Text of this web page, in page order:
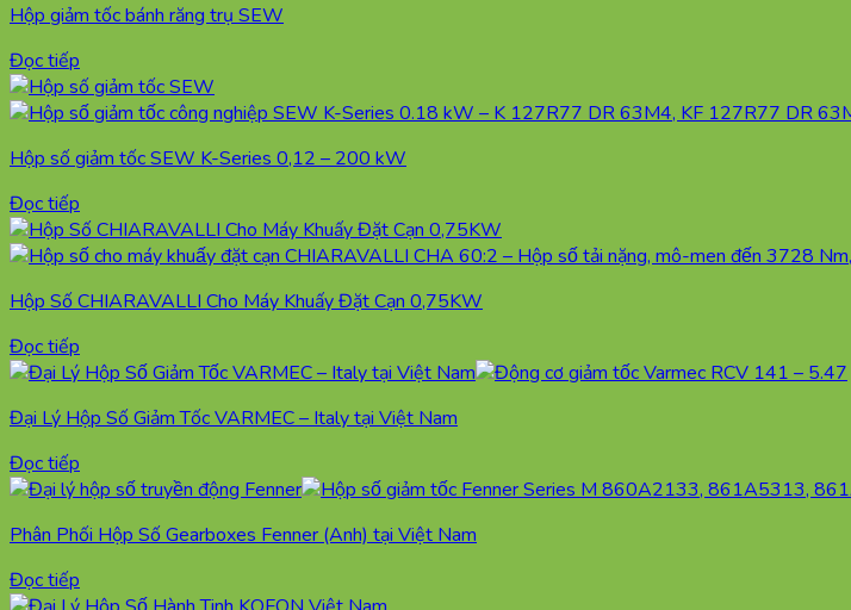
Hộp giảm tốc bánh răng trụ SEW
Đọc tiếp
Hộp số giảm tốc SEW K-Series 0,12 – 200 kW
Đọc tiếp
Hộp Số CHIARAVALLI Cho Máy Khuấy Đặt Cạn 0,75KW
Đọc tiếp
Đại Lý Hộp Số Giảm Tốc VARMEC – Italy tại Việt Nam
Đọc tiếp
Phân Phối Hộp Số Gearboxes Fenner (Anh) tại Việt Nam
Đọc tiếp